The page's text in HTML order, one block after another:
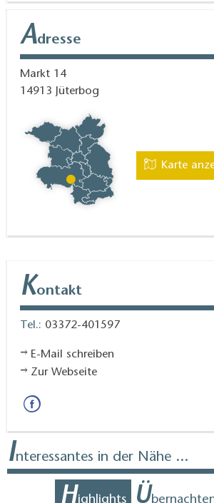
Adresse
Markt 14
14913
Jüterbog
Karte
Kontakt
Tel.: 03372-401597
E-Mail schreiben
Zur Webseite
Interessantes in der Nähe ...
Highlights Ü